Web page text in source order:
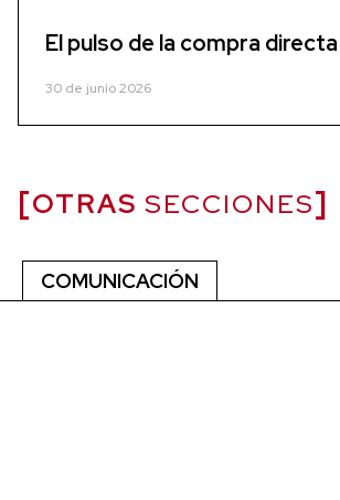
El pulso de la compra directa
30 de junio 2026
OTRAS SECCIONES
COMUNICACIÓN